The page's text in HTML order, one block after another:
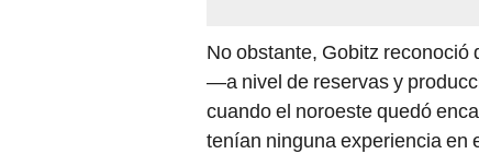
No obstante, Gobitz reconoció
—a nivel de reservas y
cuando el noroeste quedó
tenían ninguna experiencia en